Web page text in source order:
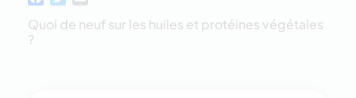
Quoi de neuf sur les huiles et protéines végétales
?